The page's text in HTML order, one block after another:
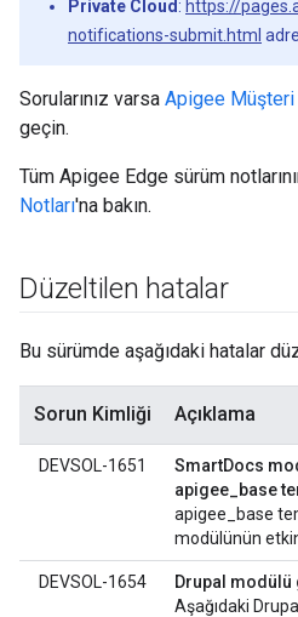
Private Cloud : https://
notifications-submit.html
Sorularınız varsa Apigee
geçin.
Tüm Apigee Edge sürüm
Notları'na bakın.
Düzeltilen hatalar
Bu sürümde aşağıdaki hatalar
Sorun Kimliği Açıklama
DEVSOL-1651
SmartDocs
apigee_base
apigee_base
modülünün
DEVSOL-1654
Drupal
Aşağıdaki